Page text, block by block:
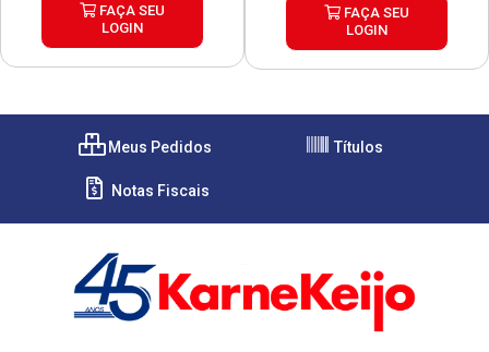
FAÇA SEU
LOGIN
FAÇA SEU
LOGIN
Meus Pedidos Títulos
Notas Fiscais